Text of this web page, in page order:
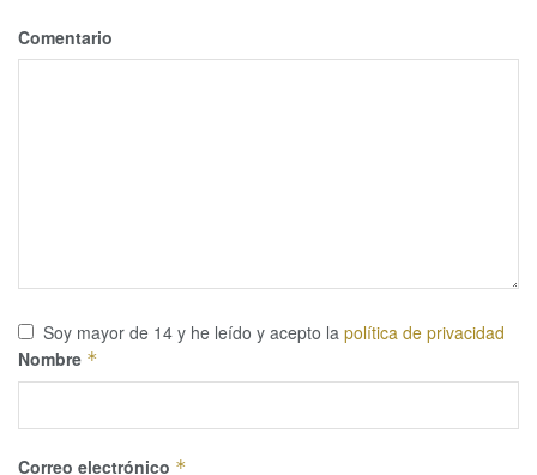
Comentario
Soy mayor de 14 y he leído y acepto la política de privacidad
Nombre *
Correo electrónico *